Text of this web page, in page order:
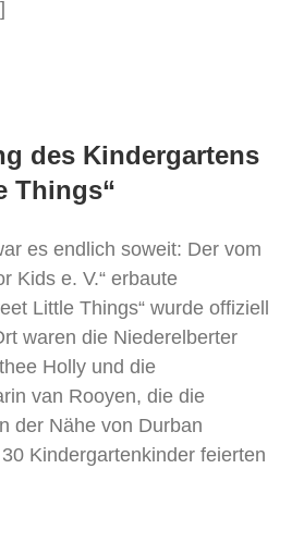
des Kindergartens
Things“
es endlich soweit: Der vom
Kids e. V.“ erbaute
Little Things“ wurde offiziell
waren die Niederelberter
Holly und die
van Rooyen, die die
der Nähe von Durban
Kindergartenkinder feierten